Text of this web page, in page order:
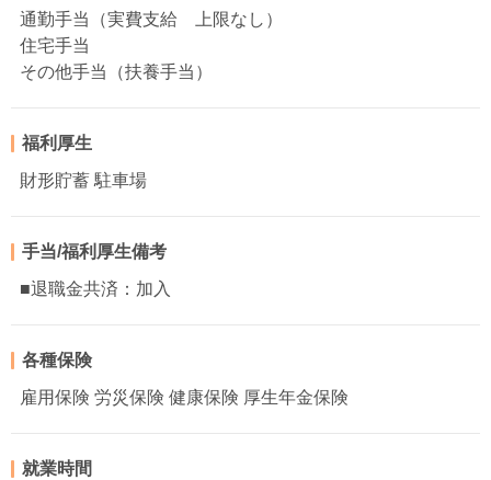
通勤手当（実費支給 上限なし）
住宅手当
その他手当（扶養手当）
福利厚生
財形貯蓄 駐車場
手当/福利厚生備考
■退職金共済：加入
各種保険
雇用保険 労災保険 健康保険 厚生年金保険
就業時間